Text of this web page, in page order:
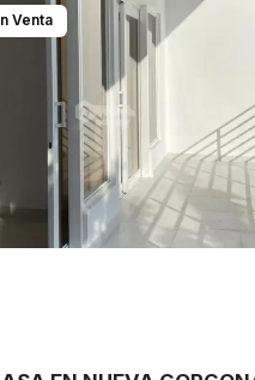
Venta